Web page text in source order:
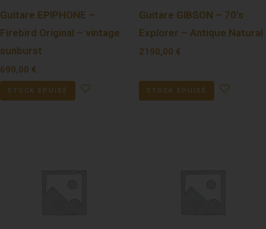
Guitare EPIPHONE –
Firebird Original – vintage
sunburst
690,00 €
STOCK ÉPUISÉ
Guitare GIBSON – 70’s
Explorer – Antique Natural
2190,00 €
STOCK ÉPUISÉ